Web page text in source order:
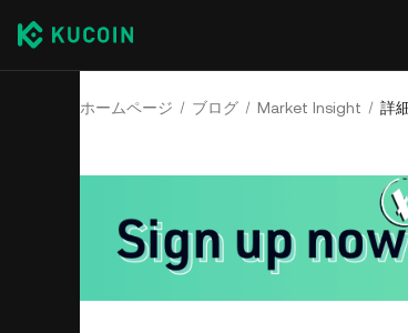
ホームページ ブログ Market Insight 詳